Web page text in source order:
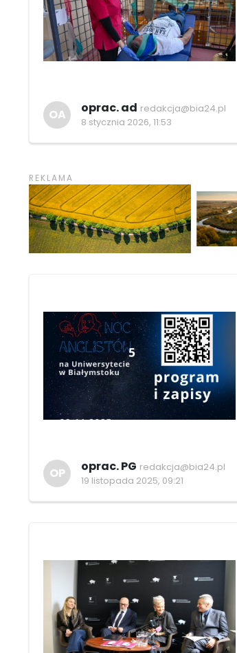
OA oprac. ad redakcja@bia24.pl
8 stycznia 2026, 11:53
OP oprac. PG redakcja@bia24.pl
19 listopada 2025, 09:21